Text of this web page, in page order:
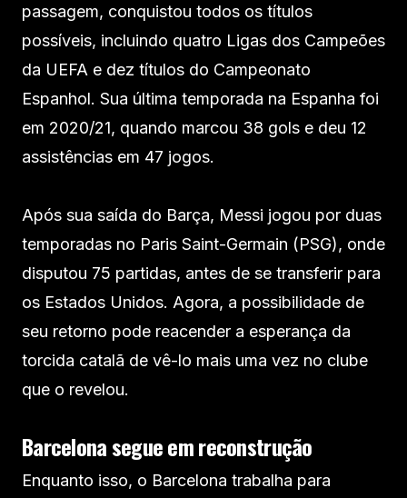
passagem, conquistou todos os títulos
possíveis, incluindo quatro Ligas dos Campeões
da UEFA e dez títulos do Campeonato
Espanhol. Sua última temporada na Espanha foi
em 2020/21, quando marcou 38 gols e deu 12
assistências em 47 jogos.
Após sua saída do Barça, Messi jogou por duas
temporadas no Paris Saint-Germain (PSG), onde
disputou 75 partidas, antes de se transferir para
os Estados Unidos. Agora, a possibilidade de
seu retorno pode reacender a esperança da
torcida catalã de vê-lo mais uma vez no clube
que o revelou.
Barcelona segue em reconstrução
Enquanto isso, o Barcelona trabalha para